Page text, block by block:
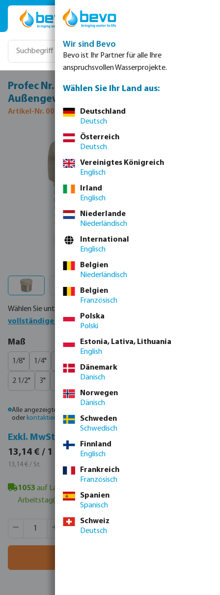
Zum Hauptinhalt springen
Profec Nr. 290 Stopfen Edelstahl 316 2"
Außengewinde 16bar
Artikel-Nr. 0080178
Bildergalerie überspringen
Wählen Sie unten Ihr Produkt oder bestellen Sie direkt über die
vollständige Produkttabelle
Maß auswählen
1/8" 1/4"
2 1/2" 3"
Alle angezeigten Preise sind Bruttopreise. Bitte
oderkontaktieren Sie den Vertrieb, um individuelle Preise zu erhalten.
Exkl. MwSt.
13,14 € / 1 St.
13,14 € / St.
15,64 € / 1 St.
1053 auf Lager in Veghel, NL
Arbeitstag(e)
Produkt Anzahl: Gib den gewünschten Wert ein oder
VE:
60 St.
Wir sind Bevo
Bevo ist Ihr Partner für alle Ihre
anspruchsvollen Wasserprojekte.
Wählen Sie Ihr Land aus:
Deutschland
Deutsch
Österreich
Deutsch
Vereinigtes Königreich
Englisch
Irland
Englisch
Niederlande
Niederländisch
International
Englisch
Belgien
Niederländisch
Belgien
Französisch
Polska
Polski
Estonia, Lativa, Lithuania
English
Dänemark
Dänisch
Norwegen
Dänisch
Schweden
Schwedisch
Finnland
Englisch
Frankreich
Französisch
Spanien
Spanisch
Schweiz
Deutsch